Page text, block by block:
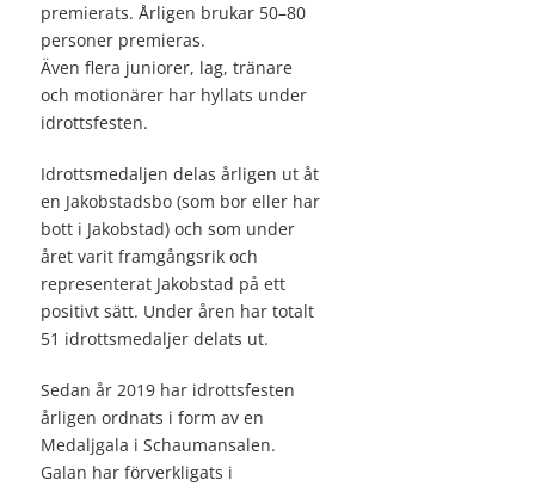
premierats. Årligen brukar 50–80
personer premieras.
Även flera juniorer, lag, tränare
och motionärer har hyllats under
idrottsfesten.
Idrottsmedaljen delas årligen ut åt
en Jakobstadsbo (som bor eller har
bott i Jakobstad) och som under
året varit framgångsrik och
representerat Jakobstad på ett
positivt sätt. Under åren har totalt
51 idrottsmedaljer delats ut.
Sedan år 2019 har idrottsfesten
årligen ordnats i form av en
Medaljgala i Schaumansalen.
Galan har förverkligats i